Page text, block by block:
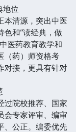
位
清源，突出中医
色和“读经典，做
医药教育教学和
（药）师资格考
对接，更具有针对
院校推荐、国家
会专家评审、编审
、公正。编委优先